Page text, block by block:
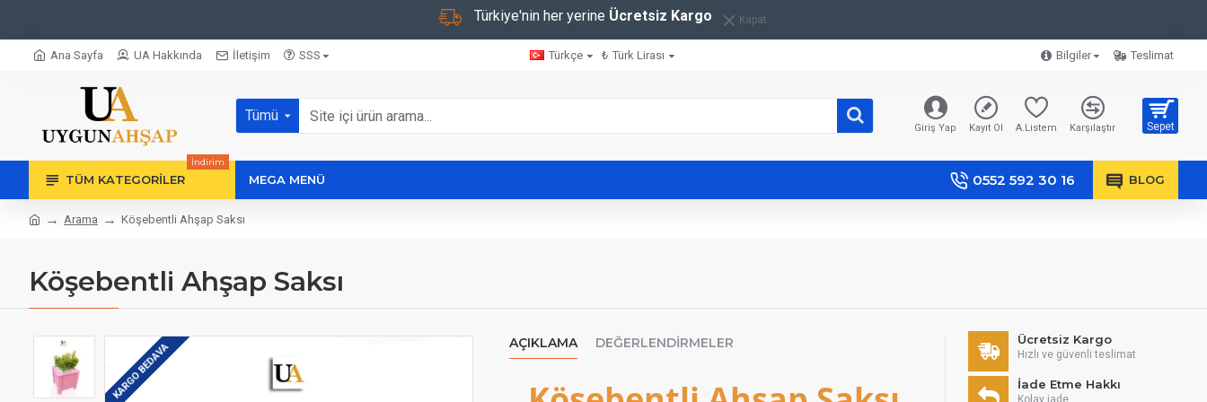
Türkiye'nin her yerine Ücretsiz Kargo Kapat
Ana Sayfa UA Hakkında İletişim SSS Türkçe ₺ Türk Lirası Bilgiler Teslimat
Tümü
Giriş Yap Kayıt Ol A.Listem Karşılaştır Sepet
TÜM KATEGORILER
İndirim
MEGA MENÜ 0552 592 30 16 BLOG
Arama Köşebentli Ahşap Saksı
Köşebentli Ahşap Saksı
KARGO BEDAVA AÇIKLAMA DEĞERLENDIRMELER Ücretsiz Kargo
Hızlı ve güvenli teslimat
İade Etme Hakkı